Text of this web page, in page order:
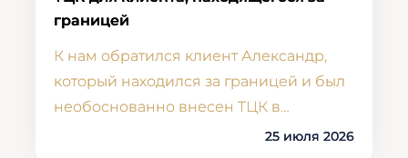
границей
К нам обратился клиент Александр,
который находился за границей и был
необоснованно внесен ТЦК в…
25 июля 2026